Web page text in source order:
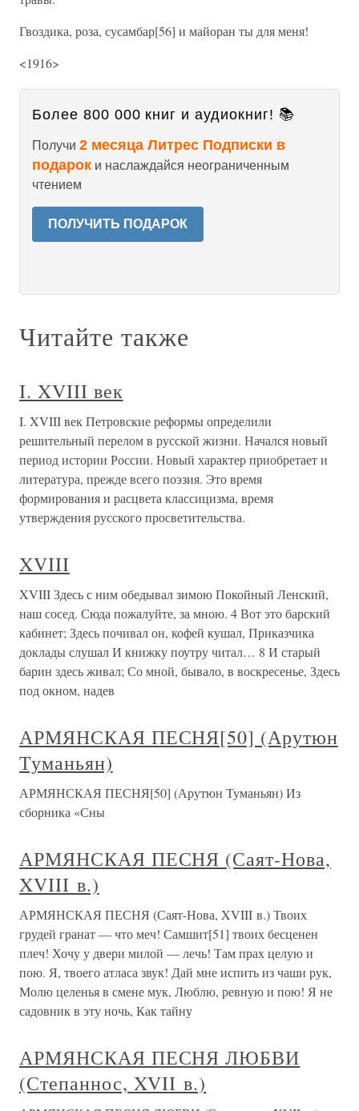
Гвоздика, роза, сусамбар[56] и майоран ты для меня!
<1916>
Более 800 000 книг и аудиокниг! 📚
Получи 2 месяца Литрес Подписки в
подарок и наслаждайся неограниченным
чтением
ПОЛУЧИТЬ ПОДАРОК
Читайте также
I. XVIII век
I. XVIII век Петровские реформы определили
решительный перелом в русской жизни. Начался новый
период истории России. Новый характер приобретает и
литература, прежде всего поэзия. Это время
формирования и расцвета классицизма, время
утверждения русского просветительства.
XVIII
XVIII Здесь с ним обедывал зимою Покойный Ленский,
наш сосед. Сюда пожалуйте, за мною. 4 Вот это барский
кабинет; Здесь почивал он, кофей кушал, Приказчика
доклады слушал И книжку поутру читал… 8 И старый
барин здесь живал; Со мной, бывало, в воскресенье, Здесь
под окном, надев
АРМЯНСКАЯ ПЕСНЯ[50] (Арутюн
Туманьян)
АРМЯНСКАЯ ПЕСНЯ[50] (Арутюн Туманьян) Из
сборника «Сны
АРМЯНСКАЯ ПЕСНЯ (Саят-Нова,
XVIII в.)
АРМЯНСКАЯ ПЕСНЯ (Саят-Нова, XVIII в.) Твоих
грудей гранат — что меч! Самшит[51] твоих бесценен
плеч! Хочу у двери милой — лечь! Там прах целую и
пою. Я, твоего атласа звук! Дай мне испить из чаши рук,
Молю целенья в смене мук, Люблю, ревную и пою! Я не
садовник в эту ночь, Как тайну
АРМЯНСКАЯ ПЕСНЯ ЛЮБВИ
(Степаннос, XVII в.)